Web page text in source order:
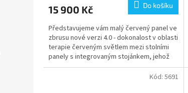
15 900 Kč Do košíku
Představujeme vám malý červený panel ve
zbrusu nové verzi 4.0 - dokonalost v oblasti
terapie červeným světlem mezi stolními
panely s integrovaným stojánkem, jehož
kompaktní...
Kód: 5691